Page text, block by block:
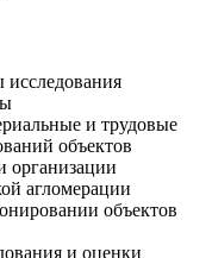
и трудовые
объектов
организации
агломерации
объектов
и оценки